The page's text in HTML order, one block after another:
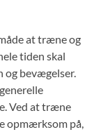
at træne og
tiden skal
bevægelser.
Ved at træne
opmærksom på,